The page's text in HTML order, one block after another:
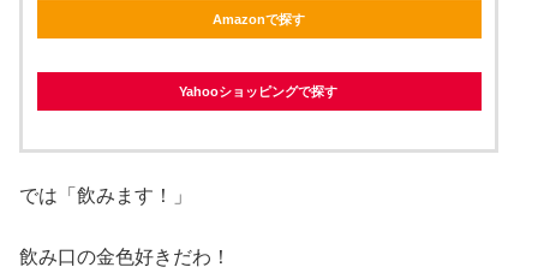
Amazonで探す
Yahooショッピングで探す
では「飲みます！」
飲み口の金色好きだわ！